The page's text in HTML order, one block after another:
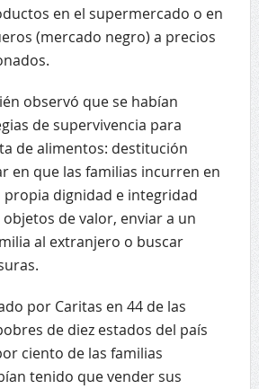
en el supermercado o en
(mercado negro) a precios
observó que se habían
de supervivencia para
de alimentos: destitución
en que las familias incurren en
dignidad e integridad
de valor, enviar a un
al extranjero o buscar
por Caritas en 44 de las
de diez estados del país
ciento de las familias
tenido que vender sus